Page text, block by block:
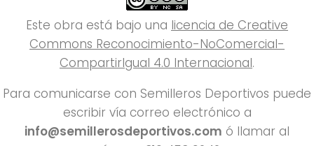
Este obra está bajo una licencia de Creative
Commons Reconocimiento-NoComercial-
CompartirIgual 4.0 Internacional.
Para comunicarse con Semilleros Deportivos puede
escribir vía correo electrónico a
info@semillerosdeportivos.com ó llamar al